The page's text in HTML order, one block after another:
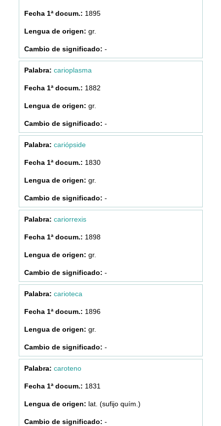
1895
gr.
-
carioplasma
1882
gr.
-
cariópside
1830
gr.
-
cariorrexis
1898
gr.
-
carioteca
1896
gr.
-
caroteno
1831
lat. (sufijo quím.)
-